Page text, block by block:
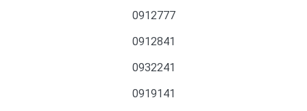
0912777
0912841
0932241
0919141